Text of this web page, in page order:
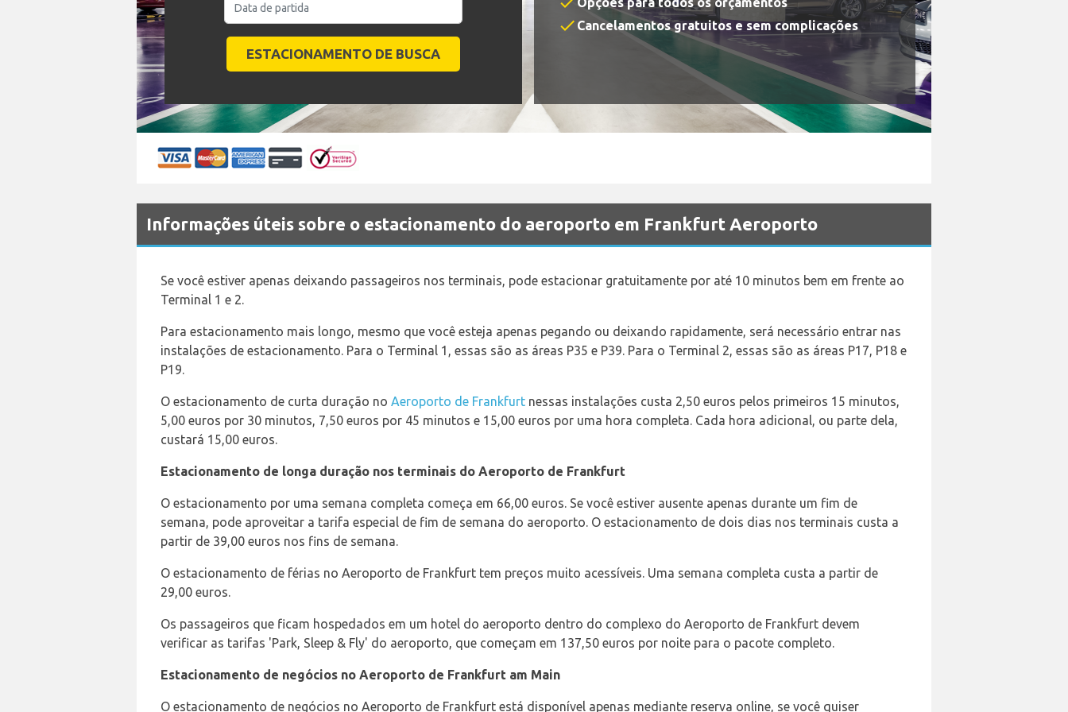
check Cancelamentos gratuitos e sem complicações
Informações úteis sobre o estacionamento do aeroporto em Frankfurt Aeroporto
Se você estiver apenas deixando passageiros nos terminais, pode estacionar gratuitamente por até 10 minutos bem em frente ao
Terminal 1 e 2.
Para estacionamento mais longo, mesmo que você esteja apenas pegando ou deixando rapidamente, será necessário entrar nas
instalações de estacionamento. Para o Terminal 1, essas são as áreas P35 e P39. Para o Terminal 2, essas são as áreas P17, P18 e
P19.
O estacionamento de curta duração no Aeroporto de Frankfurt nessas instalações custa 2,50 euros pelos primeiros 15 minutos,
5,00 euros por 30 minutos, 7,50 euros por 45 minutos e 15,00 euros por uma hora completa. Cada hora adicional, ou parte dela,
custará 15,00 euros.
Estacionamento de longa duração nos terminais do Aeroporto de Frankfurt
O estacionamento por uma semana completa começa em 66,00 euros. Se você estiver ausente apenas durante um fim de
semana, pode aproveitar a tarifa especial de fim de semana do aeroporto. O estacionamento de dois dias nos terminais custa a
partir de 39,00 euros nos fins de semana.
O estacionamento de férias no Aeroporto de Frankfurt tem preços muito acessíveis. Uma semana completa custa a partir de
29,00 euros.
Os passageiros que ficam hospedados em um hotel do aeroporto dentro do complexo do Aeroporto de Frankfurt devem
verificar as tarifas 'Park, Sleep & Fly' do aeroporto, que começam em 137,50 euros por noite para o pacote completo.
Estacionamento de negócios no Aeroporto de Frankfurt am Main
O estacionamento de negócios no Aeroporto de Frankfurt está disponível apenas mediante reserva online, se você quiser